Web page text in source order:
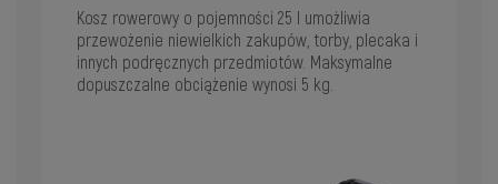
Kosz rowerowy o pojemności 25 l umożliwia
przewożenie niewielkich zakupów, torby, plecaka i
innych podręcznych przedmiotów. Maksymalne
dopuszczalne obciążenie wynosi 5 kg.